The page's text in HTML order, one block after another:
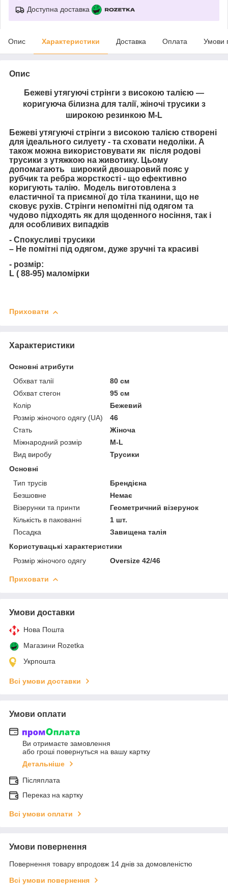
Доступна доставка
Опис Характеристики Доставка Оплата Умови
Опис
Бежеві утягуючі стрінги з високою талією —
коригуюча білизна для талії, жіночі трусики з
широкою резинкою M-L
Бежеві утягуючі стрінги з високою талією створені
для ідеального силуету - та сховати недоліки. А
також можна використовувати як після родові
трусики з утяжкою на животику. Цьому
допомагають широкий двошаровий пояс у
рубчик та ребра жорсткості - що ефективно
коригують талію. Модель виготовлена з
еластичної та приємної до тіла тканини, що не
сковує рухів. Стрінги непомітні під одягом та
чудово підходять як для щоденного носіння, так і
для особливих випадків
- Спокусливі трусики
– Не помітні під одягом, дуже зручні та красиві
- розмір:
L ( 88-95) маломірки
Приховати
Характеристики
Основні атрибути
Обхват талії
80 см
Обхват стегон
95 см
Колір
Бежевий
Розмір жіночого одягу (UA)
46
Стать
Жіноча
Міжнародний розмір
M-L
Вид виробу
Трусики
Основні
Тип трусів
Брендієна
Безшовне
Немає
Візерунки та принти
Геометричний візерунок
Кількість в пакованні
1 шт.
Посадка
Завищена талія
Користувацькі характеристики
Розмір жіночого одягу
Oversize 42/46
Приховати
Умови доставки
Нова Пошта
Магазини Rozetka
Укрпошта
Всі умови доставки
Умови оплати
Ви отримаєте замовлення
або гроші повернуться на вашу картку
Детальніше
Післяплата
Переказ на картку
Всі умови оплати
Умови повернення
Повернення товару впродовж 14 днів за домовленістю
Всі умови повернення